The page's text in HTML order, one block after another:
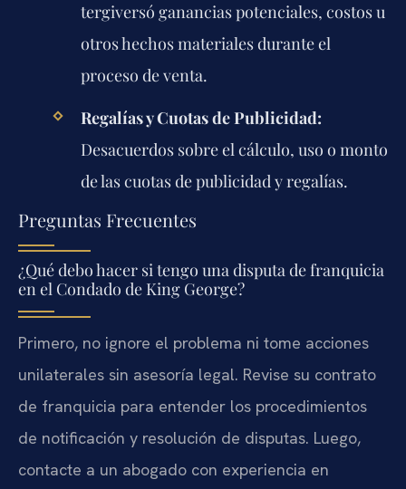
tergiversó ganancias potenciales, costos u
otros hechos materiales durante el
proceso de venta.
Regalías y Cuotas de Publicidad:
Desacuerdos sobre el cálculo, uso o monto
de las cuotas de publicidad y regalías.
Preguntas Frecuentes
¿Qué debo hacer si tengo una disputa de franquicia
en el Condado de King George?
Primero, no ignore el problema ni tome acciones
unilaterales sin asesoría legal. Revise su contrato
de franquicia para entender los procedimientos
de notificación y resolución de disputas. Luego,
contacte a un abogado con experiencia en